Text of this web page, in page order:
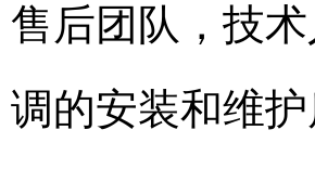
售后团队，技
调的安装和维